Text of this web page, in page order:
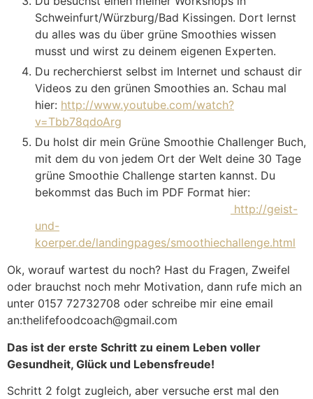
Schweinfurt/Würzburg/Bad Kissingen. Dort lernst
du alles was du über grüne Smoothies wissen
musst und wirst zu deinem eigenen Experten.
Du recherchierst selbst im Internet und schaust dir
Videos zu den grünen Smoothies an. Schau mal
hier: http://www.youtube.com/watch?
v=Tbb78qdoArg
Du holst dir mein Grüne Smoothie Challenger Buch,
mit dem du von jedem Ort der Welt deine 30 Tage
grüne Smoothie Challenge starten kannst. Du
bekommst das Buch im PDF Format hier:
http://geist-
und-
koerper.de/landingpages/smoothiechallenge.html
Ok, worauf wartest du noch? Hast du Fragen, Zweifel
oder brauchst noch mehr Motivation, dann rufe mich an
unter 0157 72732708 oder schreibe mir eine email
an:thelifefoodcoach@gmail.com
Das ist der erste Schritt zu einem Leben voller
Gesundheit, Glück und Lebensfreude!
Schritt 2 folgt zugleich, aber versuche erst mal den